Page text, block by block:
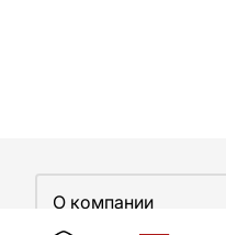
О компании